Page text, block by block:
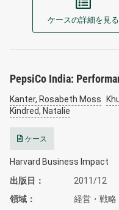
ケースの詳細を見る
PepsiCo India:
Kanter, Rosabeth Moss
Kindred, Natalie
ケース
Harvard Business Impact
出版日
2011/12
領域
経営・戦略